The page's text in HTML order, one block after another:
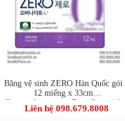
Băng vệ sinh ZERO Hàn Quốc gói
12 miếng x 33cm
(Soonsoohanmyeon Zero Overnight
12 pcs/bag)
Liên hệ 098.679.8008